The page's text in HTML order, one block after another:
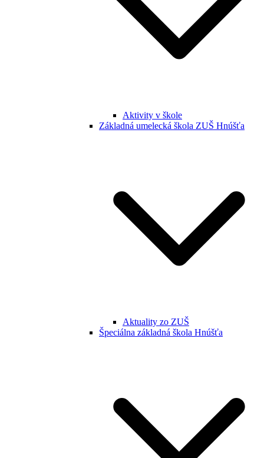
Aktivity v škole
Základná umelecká škola ZUŠ Hnúšťa
Aktuality zo ZUŠ
Špeciálna základná škola Hnúšťa